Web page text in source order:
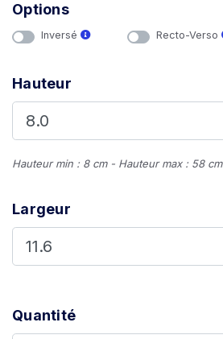
Options
Inversé Recto-Verso
Hauteur
Hauteur min : 8 cm - Hauteur max : 58 cm
Largeur
Quantité